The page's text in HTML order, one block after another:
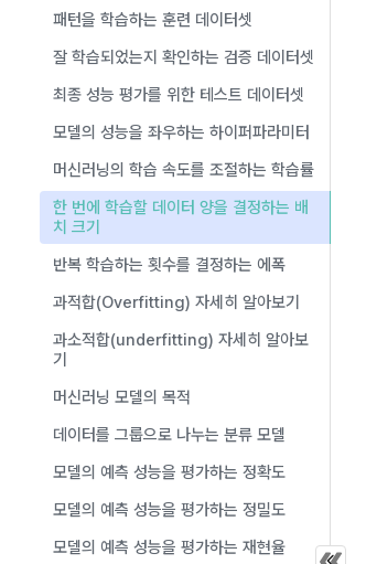
패턴을 학습하는 훈련 데이터셋
잘 학습되었는지 확인하는 검증 데이터셋
최종 성능 평가를 위한 테스트 데이터셋
모델의 성능을 좌우하는 하이퍼파라미터
머신러닝의 학습 속도를 조절하는 학습률
한 번에 학습할 데이터 양을 결정하는 배
치 크기
반복 학습하는 횟수를 결정하는 에폭
과적합(Overfitting) 자세히 알아보기
과소적합(underfitting) 자세히 알아보
기
머신러닝 모델의 목적
데이터를 그룹으로 나누는 분류 모델
모델의 예측 성능을 평가하는 정확도
모델의 예측 성능을 평가하는 정밀도
모델의 예측 성능을 평가하는 재현율